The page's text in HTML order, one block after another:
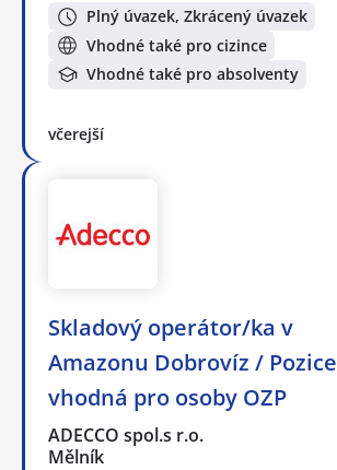
Plný úvazek, Zkrácený úvazek
Vhodné také pro cizince
Vhodné také pro absolventy
včerejší
Skladový operátor/ka v
Amazonu Dobrovíz / Pozice
vhodná pro osoby OZP
ADECCO spol.s r.o.
Mělník